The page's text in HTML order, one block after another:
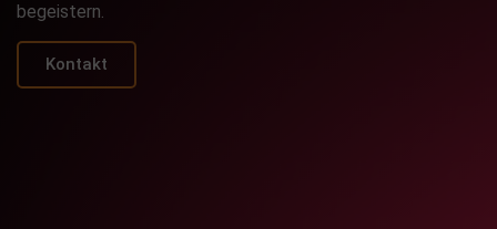
begeistern.
Kontakt